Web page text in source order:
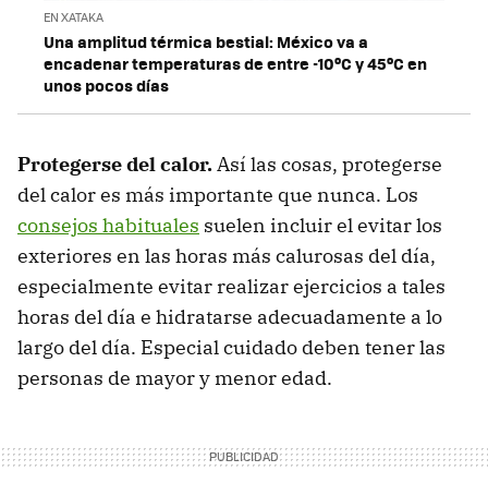
EN XATAKA
Una amplitud térmica bestial: México va a
encadenar temperaturas de entre -10ºC y 45ºC en
unos pocos días
Protegerse del calor.Así las cosas, protegerse
del calor es más importante que nunca. Los
consejos habituales suelen incluir el evitar los
exteriores en las horas más calurosas del día,
especialmente evitar realizar ejercicios a tales
horas del día e hidratarse adecuadamente a lo
largo del día. Especial cuidado deben tener las
personas de mayor y menor edad.